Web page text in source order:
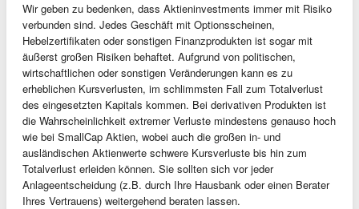
Wir geben zu bedenken, dass Aktieninvestments immer mit Risiko
verbunden sind. Jedes Geschäft mit Optionsscheinen,
Hebelzertifikaten oder sonstigen Finanzprodukten ist sogar mit
äußerst großen Risiken behaftet. Aufgrund von politischen,
wirtschaftlichen oder sonstigen Veränderungen kann es zu
erheblichen Kursverlusten, im schlimmsten Fall zum Totalverlust
des eingesetzten Kapitals kommen. Bei derivativen Produkten ist
die Wahrscheinlichkeit extremer Verluste mindestens genauso hoch
wie bei SmallCap Aktien, wobei auch die großen in- und
ausländischen Aktienwerte schwere Kursverluste bis hin zum
Totalverlust erleiden können. Sie sollten sich vor jeder
Anlageentscheidung (z.B. durch Ihre Hausbank oder einen Berater
Ihres Vertrauens) weitergehend beraten lassen.